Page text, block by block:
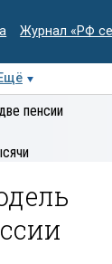
Журнал «РФ
пенсии